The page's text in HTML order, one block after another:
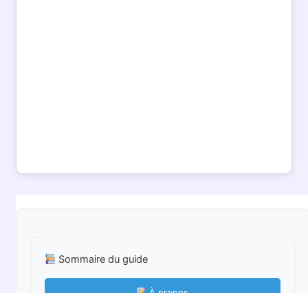
Sommaire du guide